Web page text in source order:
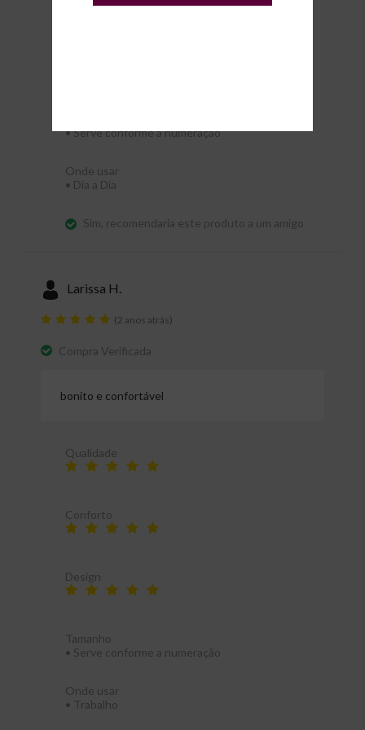
•Serve conforme a numeração
Onde usar
• Dia a Dia
Sim, recomendaria este produto a um amigo
Larissa H.
(2 anos atrás)
Compra Verificada
bonito e confortável
Qualidade
Conforto
Design
Tamanho
• Serve conforme a numeração
Onde usar
• Trabalho